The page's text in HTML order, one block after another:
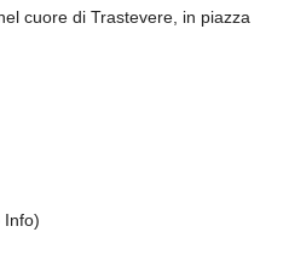
cuore di Trastevere, in piazza
Info)